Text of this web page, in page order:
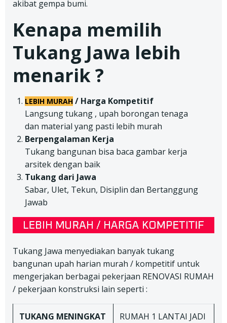
akibat gempa bumi.
Kenapa memilih
Tukang Jawa lebih
menarik ?
LEBIH MURAH / Harga Kompetitif
Langsung tukang , upah borongan tenaga
dan material yang pasti lebih murah
Berpengalaman Kerja
Tukang bangunan bisa baca gambar kerja
arsitek dengan baik
Tukang dari Jawa
Sabar, Ulet, Tekun, Disiplin dan Bertanggung
Jawab
Tukang Jawa menyediakan banyak tukang
bangunan upah harian murah / kompetitif untuk
mengerjakan berbagai pekerjaan RENOVASI RUMAH
/ pekerjaan konstruksi lain seperti :
TUKANG MENINGKAT RUMAH 1 LANTAI JADI